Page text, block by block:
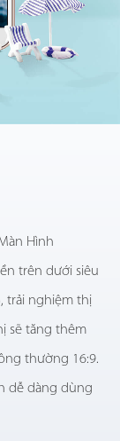
Hình
trên dưới siêu
trải nghiệm thị
sẽ tăng thêm
thường 16:9.
dễ dàng dùng